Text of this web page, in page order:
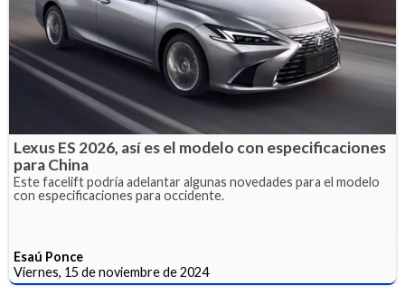
Lexus ES 2026, así es el modelo con especificaciones
para China
Este facelift podría adelantar algunas novedades para el modelo
con especificaciones para occidente.
Esaú Ponce
Viernes, 15 de noviembre de 2024